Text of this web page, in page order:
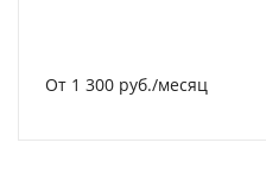
От 1 300 руб./месяц